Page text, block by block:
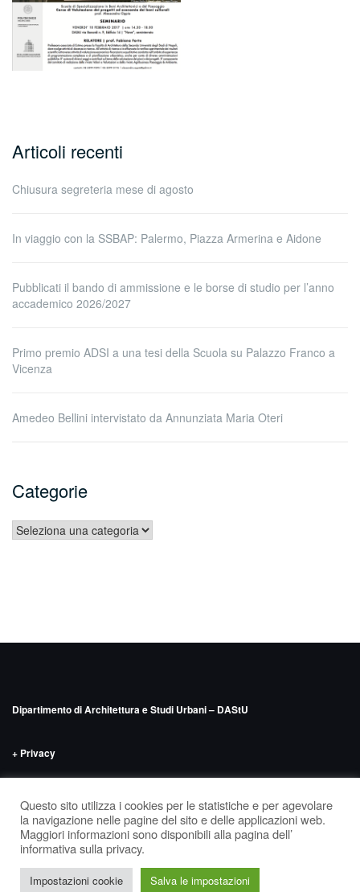
Articoli recenti
Chiusura segreteria mese di agosto
In viaggio con la SSBAP: Palermo, Piazza Armerina e Aidone
Pubblicati il bando di ammissione e le borse di studio per l’anno
accademico 2026/2027
Primo premio ADSI a una tesi della Scuola su Palazzo Franco a
Vicenza
Amedeo Bellini intervistato da Annunziata Maria Oteri
Categorie
Categorie
Dipartimento di Architettura e Studi Urbani – DAStU
+ Privacy
‘Nave’, seminterrato
Questo sito utilizza i cookies per le statistiche e per agevolare
la navigazione nelle pagine del sito e delle applicazioni web.
Maggiori informazioni sono disponibili alla pagina dell’
informativa sulla privacy.
Impostazioni cookie Salva le impostazioni